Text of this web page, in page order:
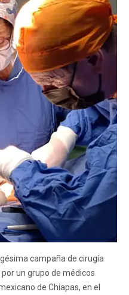
campaña de cirugía
un grupo de médicos
de Chiapas, en el